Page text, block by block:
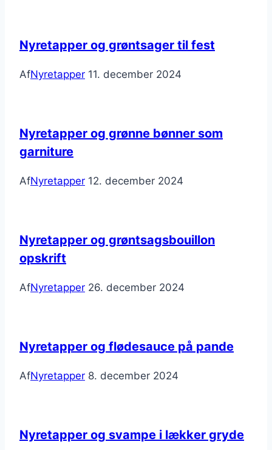
Nyretapper og grøntsager til fest
AfNyretapper 11. december 2024
Nyretapper og grønne bønner som
garniture
AfNyretapper 12. december 2024
Nyretapper og grøntsagsbouillon
opskrift
AfNyretapper 26. december 2024
Nyretapper og flødesauce på pande
AfNyretapper 8. december 2024
Nyretapper og svampe i lækker gryde